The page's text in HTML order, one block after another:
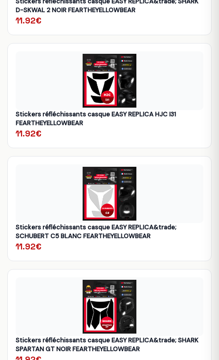
D-SKWAL 2 NOIR FEARTHEYELLOWBEAR
11.92€
Stickers réfléchissants casque EASY REPLICA HJC I31
FEARTHEYELLOWBEAR
11.92€
Stickers réfléchissants casque EASY REPLICA&trade;
SCHUBERT C5 BLANC FEARTHEYELLOWBEAR
11.92€
Stickers réfléchissants casque EASY REPLICA&trade; SHARK
SPARTAN GT NOIR FEARTHEYELLOWBEAR